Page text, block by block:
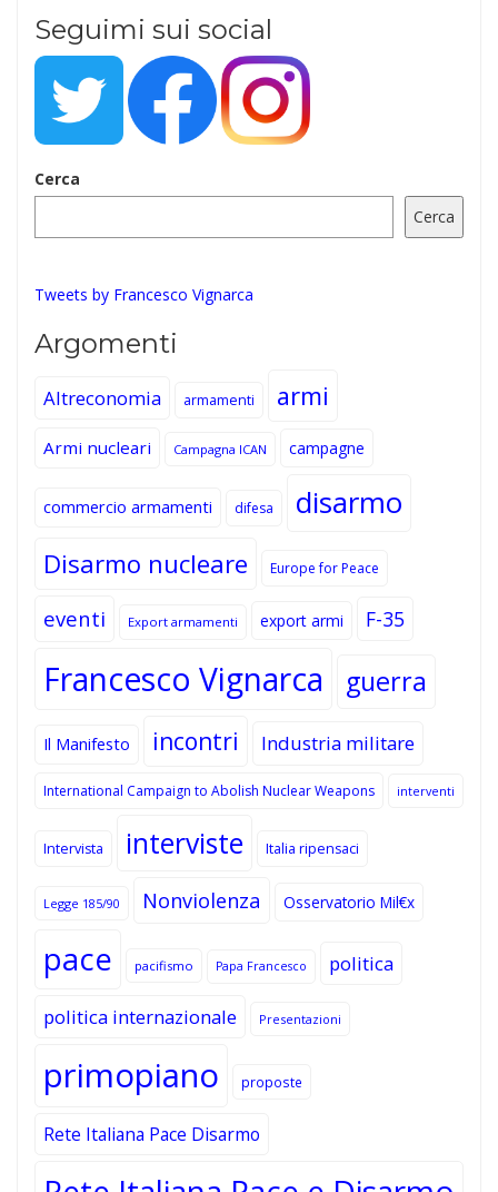
Seguimi sui social
Cerca
Cerca
Tweets by Francesco Vignarca
Argomenti
Altreconomia armamenti armi
Armi nucleari Campagna ICAN campagne
commercio armamenti difesa disarmo
Disarmo nucleare Europe for Peace
eventi Export armamenti export armi F-35
Francesco Vignarca guerra
Il Manifesto incontri Industria militare
International Campaign to Abolish Nuclear Weapons interventi
Intervista interviste Italia ripensaci
Legge 185/90 Nonviolenza Osservatorio Mil€x
pace pacifismo Papa Francesco politica
politica internazionale Presentazioni
primopiano proposte
Rete Italiana Pace Disarmo